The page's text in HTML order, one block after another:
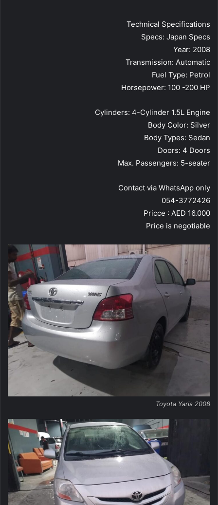
Technical Specifications
Specs: Japan Specs
Year: 2008
Transmission: Automatic
Fuel Type: Petrol
Horsepower: 100 -200 HP
Cylinders: 4-Cylinder 1.5L Engine
Body Color: Silver
Body Types: Sedan
Doors: 4 Doors
Max. Passengers: 5-seater
Contact via WhatsApp only
054-3772426
Pricce : AED 16.000
Price is negotiable
Toyota Yaris 2008